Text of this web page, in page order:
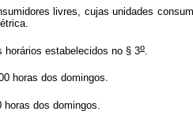
livres, cujas unidades
horários estabelecidos no § 3o
horas dos domingos.
dos domingos.